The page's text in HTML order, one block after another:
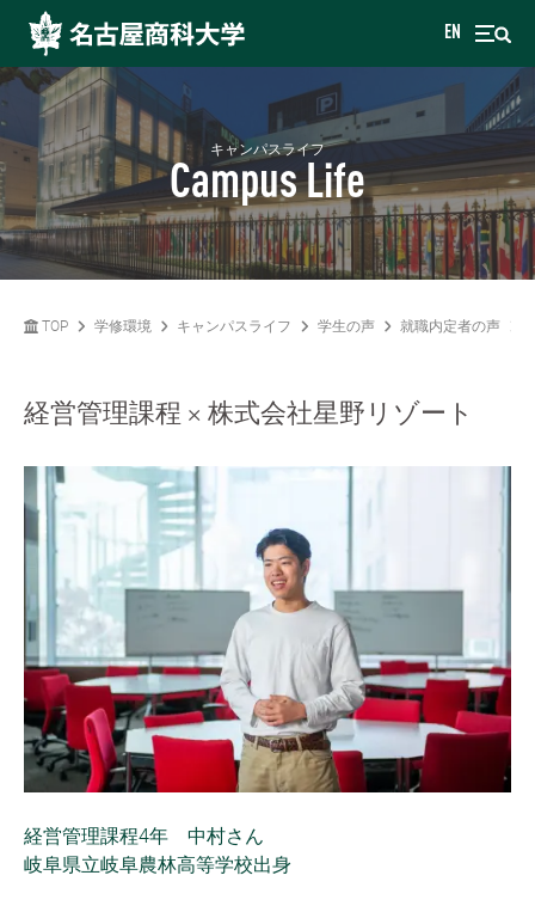
EN
キャンパスライフ
Campus Life
TOP 学修環境 キャンパスライフ 学生の声 就職内定者の声
経営管理課程 × 株式会社星野リゾート
経営管理課程4年 中村さん
岐阜県立岐阜農林高等学校出身